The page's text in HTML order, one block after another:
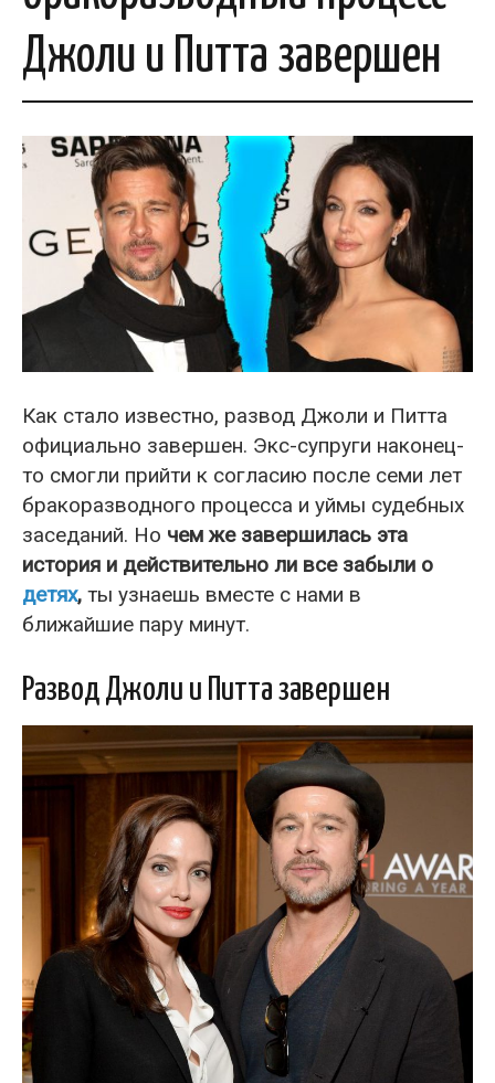
Джоли и Питта завершен
Как стало известно, развод Джоли и Питта
официально завершен. Экс-супруги наконец-
то смогли прийти к согласию после семи лет
бракоразводного процесса и уймы судебных
заседаний. Но чем же завершилась эта
история и действительно ли все забыли о
детях, ты узнаешь вместе с нами в
ближайшие пару минут.
Развод Джоли и Питта завершен